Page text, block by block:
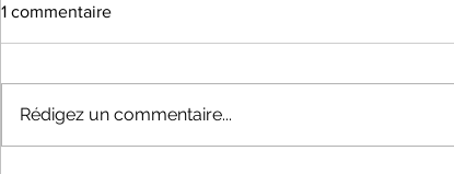
1 commentaire
Rédigez un commentaire...